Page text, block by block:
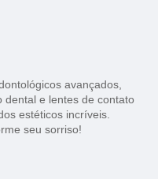
avançados,
dental e lentes de contato
estéticos incríveis.
seu sorriso!